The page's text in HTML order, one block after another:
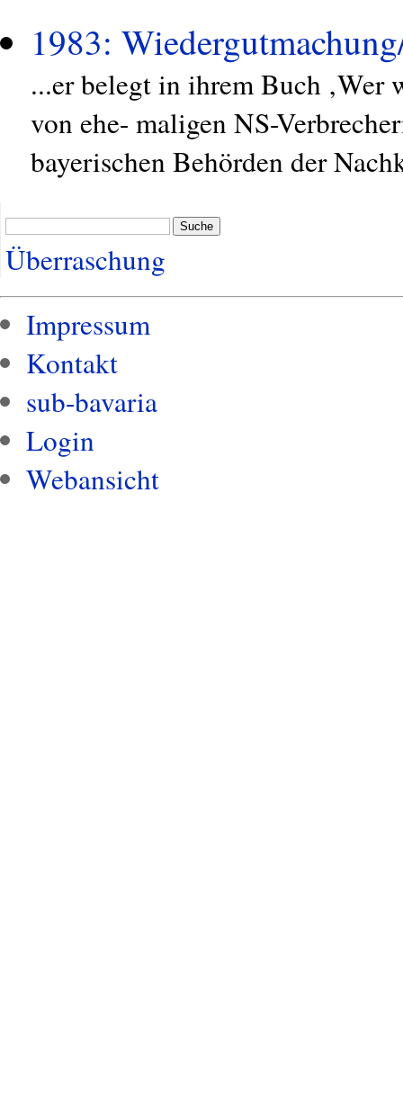
1983:
...er belegt in ihrem Buch ‚Wer
von ehe- maligen NS-
bayerischen Behörden der
Suche
Überraschung
Impressum
Kontakt
sub-bavaria
Login
Webansicht